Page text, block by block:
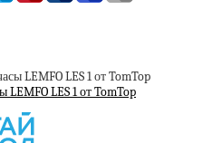
LES 1 от TomTop